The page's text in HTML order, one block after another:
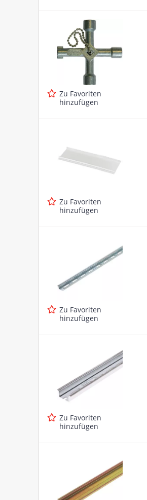
Zu Favoriten
hinzufügen
Zu Favoriten
hinzufügen
Zu Favoriten
hinzufügen
Zu Favoriten
hinzufügen